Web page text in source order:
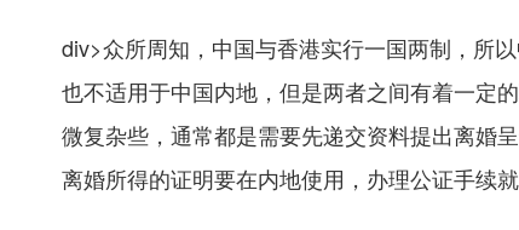
div>众所周知，中国与香港实行一国两制，所
也不适用于中国内地，但是两者之间有着一定
微复杂些，通常都是需要先递交资料提出离婚
离婚所得的证明要在内地使用，办理公证手续